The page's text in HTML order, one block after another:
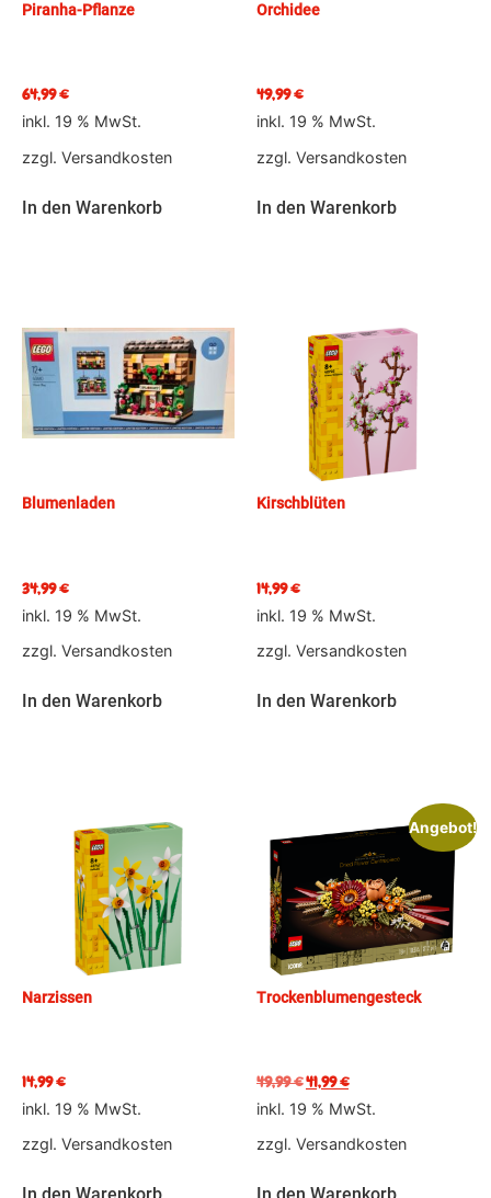
Piranha-Pflanze
64,99€
inkl. 19 % MwSt.
zzgl. Versandkosten
In den Warenkorb
Orchidee
49,99€
inkl. 19 % MwSt.
zzgl. Versandkosten
In den Warenkorb
Blumenladen
34,99€
inkl. 19 % MwSt.
zzgl. Versandkosten
In den Warenkorb
Kirschblüten
14,99€
inkl. 19 % MwSt.
zzgl. Versandkosten
In den Warenkorb
Narzissen
14,99€
inkl. 19 % MwSt.
zzgl. Versandkosten
Angebot!
Trockenblumengesteck
49,99€41,99€
inkl. 19 % MwSt.
zzgl. Versandkosten